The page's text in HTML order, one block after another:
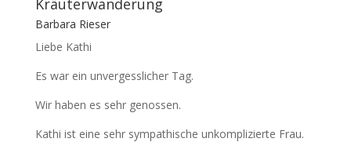
Kräuterwanderung
Barbara Rieser
Liebe Kathi
Es war ein unvergesslicher Tag.
Wir haben es sehr genossen.
Kathi ist eine sehr sympathische unkomplizierte Frau.